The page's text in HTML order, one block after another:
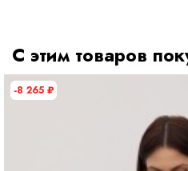
Дополнительная
С этим товаров
-8 265 ₽